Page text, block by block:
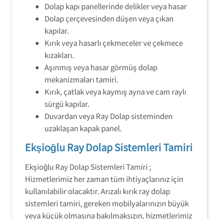
Dolap kapı panellerinde delikler veya hasar
Dolap çerçevesinden düşen veya çıkan
kapılar.
Kırık veya hasarlı çekmeceler ve çekmece
kızakları.
Aşınmış veya hasar görmüş dolap
mekanizmaları tamiri.
Kırık, çatlak veya kaymış ayna ve cam raylı
sürgü kapılar.
Duvardan veya Ray Dolap sisteminden
uzaklaşan kapak panel.
Ekşioğlu Ray Dolap Sistemleri Tamiri
Ekşioğlu Ray Dolap Sistemleri Tamiri ;
Hizmetlerimiz her zaman tüm ihtiyaçlarınız için
kullanılabilir olacaktır. Arızalı kırık ray dolap
sistemleri tamiri, gereken mobilyalarınızın büyük
veya küçük olmasına bakılmaksızın, hizmetlerimiz